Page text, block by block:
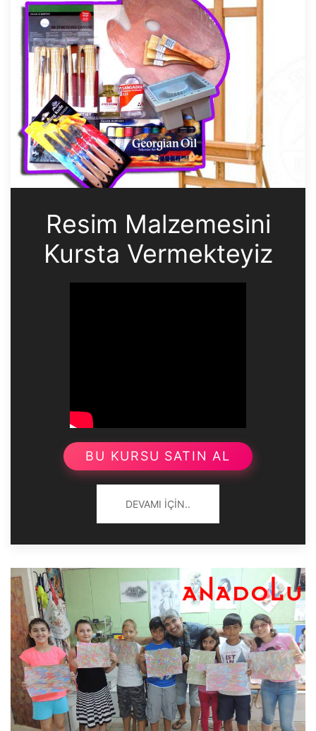
Resim Malzemesini
Kursta Vermekteyiz
BU KURSU SATIN AL
DEVAMI İÇIN..